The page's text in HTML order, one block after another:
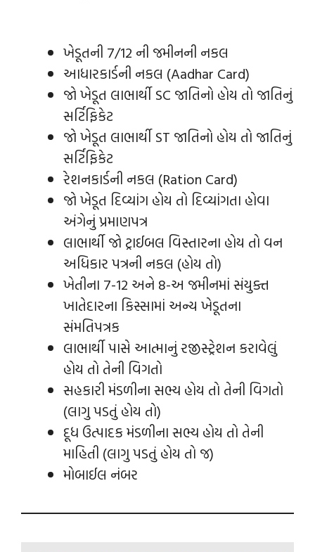
ખેડૂતની 7/12 ની જમીનની નકલ
આધારકાર્ડની નકલ (Aadhar Card)
જો ખેડૂત લાભાર્થી SC જાતિનો હોય તો જાતિનું
સર્ટિફિકેટ
જો ખેડૂત લાભાર્થી ST જાતિનો હોય તો જાતિનું
સર્ટિફિકેટ
રેશનકાર્ડની નકલ (Ration Card)
જો ખેડૂત દિવ્યાંગ હોય તો દિવ્યાંગતા હોવા
અંગેનું પ્રમાણપત્ર
લાભાર્થી જો ટ્રાઈબલ વિસ્તારના હોય તો વન
અધિકાર પત્રની નકલ (હોય તો)
ખેતીના 7-12 અને 8-અ જમીનમાં સંયુક્ત
ખાતેદારના કિસ્સામાં અન્ય ખેડૂતના
સંમતિપત્રક
લાભાર્થી પાસે આત્માનું રજીસ્ટ્રેશન કરાવેલું
હોય તો તેની વિગતો
સહકારી મંડળીના સભ્ય હોય તો તેની વિગતો
(લાગુ પડતું હોય તો)
દૂધ ઉત્પાદક મંડળીના સભ્ય હોય તો તેની
માહિતી (લાગુ પડતું હોય તો જ)
મોબાઈલ નંબર